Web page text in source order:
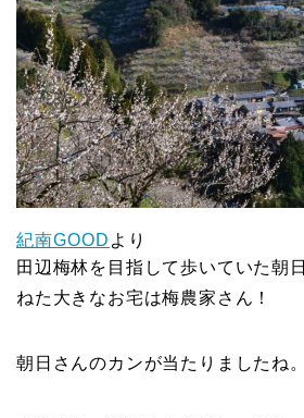
紀南GOOD より
田辺梅林を目指して歩いていた朝
ねた大きなお宅は梅農家さん！
朝日さんのカンが当たりましたね。